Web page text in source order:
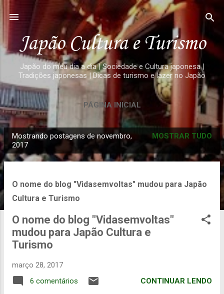
Pular para o conteúdo principal
Japão Cultura e Turismo
Japão do meu dia a dia | Sociedade e Cultura japonesa |
Tradições japonesas | Dicas de turismo e lazer no Japão
PÁGINA INICIAL
P
o
Mostrando postagens de novembro,
2017
MOSTRAR TUDO
O nome do blog "Vidasemvoltas" mudou para Japão
Cultura e Turismo
O nome do blog "Vidasemvoltas"
mudou para Japão Cultura e
Turismo
março 28, 2017
6 comentários
CONTINUAR LENDO